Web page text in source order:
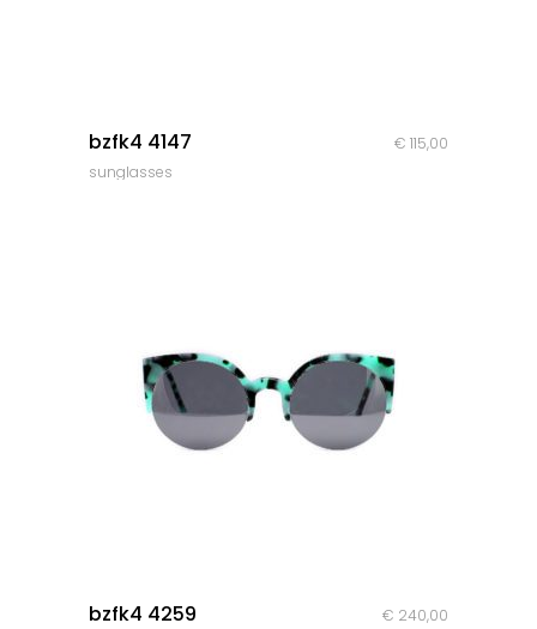
bzfk4 4147 € 115,00
sunglasses
bzfk4 4259 € 240,00